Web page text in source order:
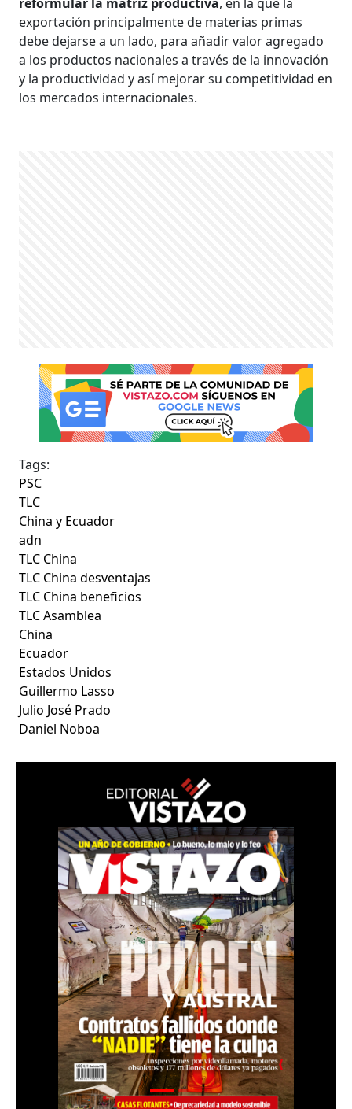
exportación principalmente de materias primas
debe dejarse a un lado, para añadir valor agregado
a los productos nacionales a través de la innovación
y la productividad y así mejorar su competitividad en
los mercados internacionales.
Tags:
PSC
TLC
China y Ecuador
adn
TLC China
TLC China desventajas
TLC China beneficios
TLC Asamblea
China
Ecuador
Estados Unidos
Guillermo Lasso
Julio José Prado
Daniel Noboa